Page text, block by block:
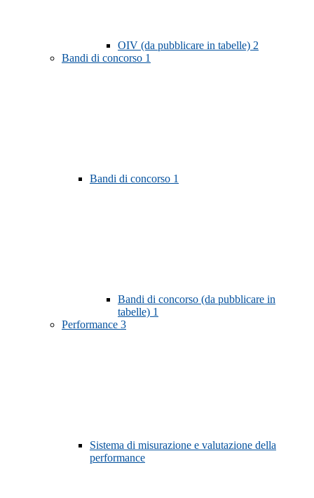
OIV (da pubblicare in tabelle) 2
Bandi di concorso 1
Bandi di concorso 1
Bandi di concorso (da pubblicare in
tabelle) 1
Performance 3
Sistema di misurazione e valutazione della
performance